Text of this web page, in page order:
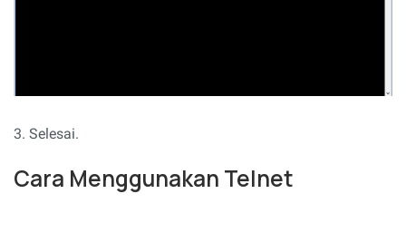
3. Selesai.
Cara Menggunakan Telnet